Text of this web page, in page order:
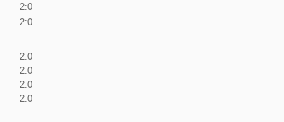
2:0
2:0
2:0
2:0
2:0
2:0